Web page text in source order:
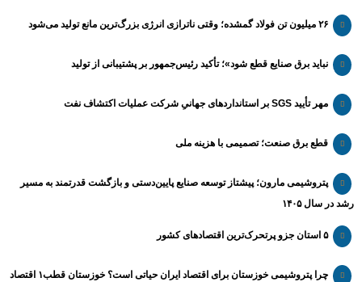
۲۶ میلیون تن فولاد گمشده؛ وقتی ناترازی انرژی بزرگ‌ترین مانع تولید می‌شود
نباید برق صنایع قطع شود»؛ تأکید رئیس‌جمهور بر پشتیبانی از تولید
مهر تأیید SGS بر استانداردهای جهانیِ شرکت عملیات اکتشاف نفت
قطع برق صنعت؛ تصمیمی با هزینه ملی
پتروشیمی مارون؛ پیشتاز توسعه صنایع پایین‌دستی و بازگشت قدرتمند به مسیر
رشد در سال ۱۴۰۵
۵ استان جزو پرتحرک‌ترین اقتصاد‌های کشور
چرا پتروشیمی خوزستان برای اقتصاد ایران حیاتی است؟ خوزستان قطب۱ اقتصاد